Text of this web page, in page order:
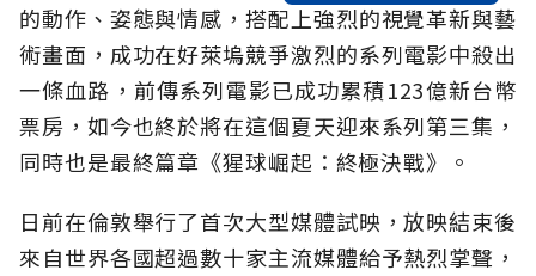
的動作、姿態與情感，搭配上強烈的視覺革新與藝
術畫面，成功在好萊塢競爭激烈的系列電影中殺出
一條血路，前傳系列電影已成功累積123億新台幣
票房，如今也終於將在這個夏天迎來系列第三集，
同時也是最終篇章《猩球崛起：終極決戰》。
日前在倫敦舉行了首次大型媒體試映，放映結束後
來自世界各國超過數十家主流媒體給予熱烈掌聲，